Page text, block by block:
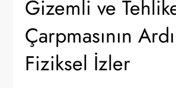
Gizemli ve
Çarpmasının
Fiziksel İzler